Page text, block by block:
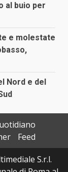
al buio per
e molestate
Nord e del
Feed
S.r.l.